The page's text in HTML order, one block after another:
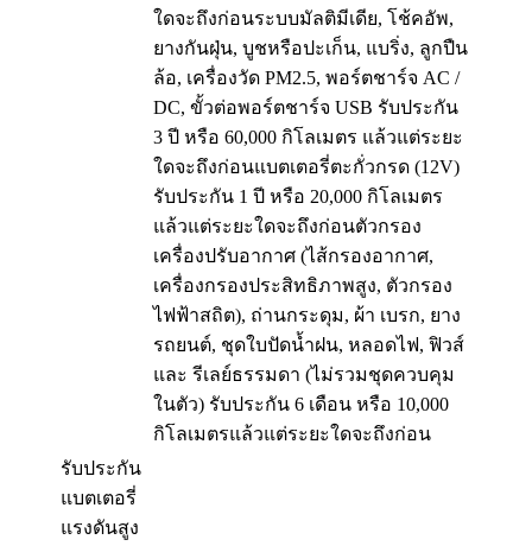
ใดจะถึงก่อนระบบมัลติมีเดีย, โช้คอัพ,
ยางกันฝุ่น, บูชหรือปะเก็น, แบริ่ง, ลูกปืน
ล้อ, เครื่องวัด PM2.5, พอร์ตชาร์จ AC /
DC, ขั้วต่อพอร์ตชาร์จ USB รับประกัน
3 ปี หรือ 60,000 กิโลเมตร แล้วแต่ระยะ
ใดจะถึงก่อนแบตเตอรี่ตะกั่วกรด (12V)
รับประกัน 1 ปี หรือ 20,000 กิโลเมตร
แล้วแต่ระยะใดจะถึงก่อนตัวกรอง
เครื่องปรับอากาศ (ไส้กรองอากาศ,
เครื่องกรองประสิทธิภาพสูง, ตัวกรอง
ไฟฟ้าสถิต), ถ่านกระดุม, ผ้า เบรก, ยาง
รถยนต์, ชุดใบปัดน้ำฝน, หลอดไฟ, ฟิวส์
และ รีเลย์ธรรมดา (ไม่รวมชุดควบคุม
ในตัว) รับประกัน 6 เดือน หรือ 10,000
กิโลเมตรแล้วแต่ระยะใดจะถึงก่อน
รับประกัน
แบตเตอรี่
แรงดันสูง